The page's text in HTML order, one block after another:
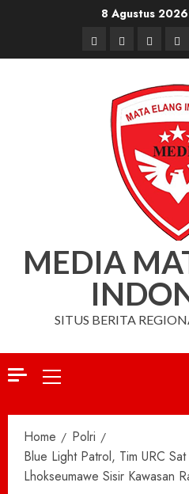
8 Agustus 2026
BerandaNasionalDaerah
MEDIA
SITUS BERITA
Primary
Home
Polri
Blue Light Patrol, Tim URC
Lhokseumawe Sisir Kawasan